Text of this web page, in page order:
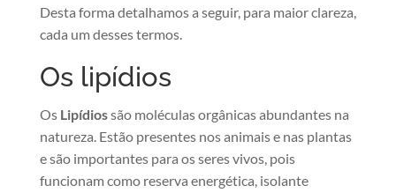
Desta forma detalhamos a seguir, para maior clareza,
cada um desses termos.
Os lipídios
Os Lipídiossão moléculas orgânicas abundantes na
natureza. Estão presentes nos animais e nas plantas
e são importantes para os seres vivos, pois
funcionam como reserva energética, isolante